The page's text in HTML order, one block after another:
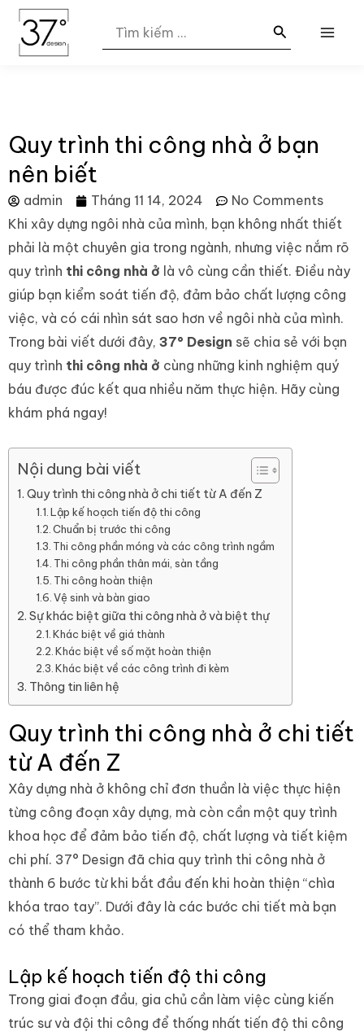
Nhảy
Search
for:
Quy trình thi công nhà ở bạn
nên biết
admin Tháng 11 14, 2024
No Comments
Khi xây dựng ngôi nhà của mình, bạn không nhất thiết
phải là một chuyên gia trong ngành, nhưng việc nắm rõ
quy trình thi công nhà ở là vô cùng cần thiết. Điều này
giúp bạn kiểm soát tiến độ, đảm bảo chất lượng công
việc, và có cái nhìn sát sao hơn về ngôi nhà của mình.
Trong bài viết dưới đây, 37° Design sẽ chia sẻ với bạn
quy trình thi công nhà ở cùng những kinh nghiệm quý
báu được đúc kết qua nhiều năm thực hiện. Hãy cùng
khám phá ngay!
Nội dung bài viết
Quy trình thi công nhà ở chi tiết từ A đến Z
Lập kế hoạch tiến độ thi công
Chuẩn bị trước thi công
Thi công phần móng và các công trình ngầm
Thi công phần thân mái, sàn tầng
Thi công hoàn thiện
Vệ sinh và bàn giao
Sự khác biệt giữa thi công nhà ở và biệt thự
Khác biệt về giá thành
Khác biệt về số mặt hoàn thiện
Khác biệt về các công trình đi kèm
Thông tin liên hệ
Quy trình thi công nhà ở chi tiết
từ A đến Z
Xây dựng nhà ở không chỉ đơn thuần là việc thực hiện
từng công đoạn xây dựng, mà còn cần một quy trình
khoa học để đảm bảo tiến độ, chất lượng và tiết kiệm
chi phí. 37° Design đã chia quy trình thi công nhà ở
thành 6 bước từ khi bắt đầu đến khi hoàn thiện “chìa
khóa trao tay”. Dưới đây là các bước chi tiết mà bạn
có thể tham khảo.
Lập kế hoạch tiến độ thi công
Trong giai đoạn đầu, gia chủ cần làm việc cùng kiến
trúc sư và đội thi công để thống nhất tiến độ thi công